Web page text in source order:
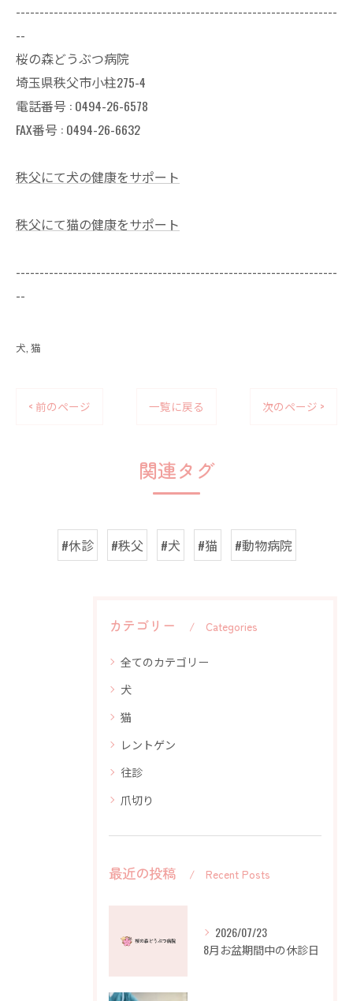
--------------------------------------------------------------------
--
桜の森どうぶつ病院
埼玉県秩父市小柱275-4
電話番号 : 0494-26-6578
FAX番号 : 0494-26-6632
秩父にて犬の健康をサポート
秩父にて猫の健康をサポート
--------------------------------------------------------------------
--
犬 猫
< 前のページ 一覧に戻る 次のページ >
関連タグ
#休診 #秩父 #犬 #猫 #動物病院
カテゴリー Categories
全てのカテゴリー
犬
猫
レントゲン
往診
爪切り
最近の投稿 Recent Posts
2026/07/23
8月お盆期間中の休診日